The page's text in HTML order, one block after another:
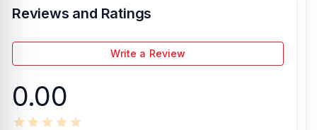
Reviews and Ratings
Write a Review
0.00